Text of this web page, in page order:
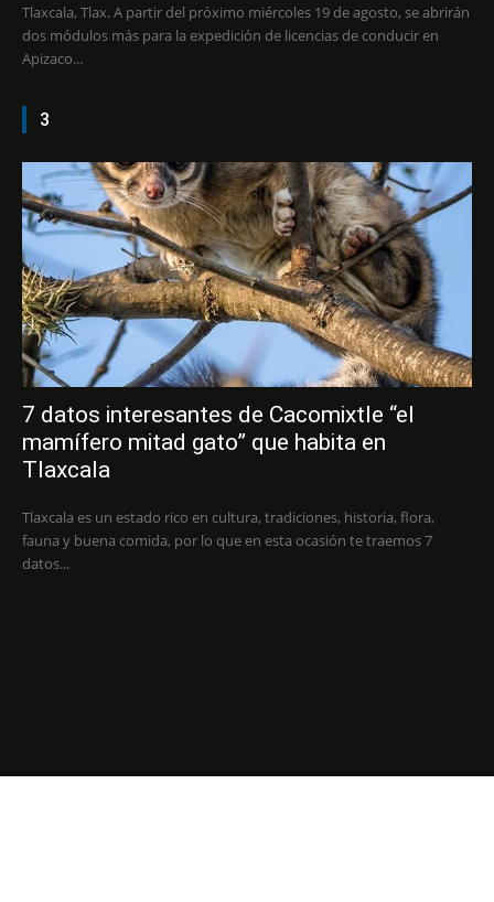
Tlaxcala, Tlax. A partir del próximo miércoles 19 de agosto, se abrirán
dos módulos más para la expedición de licencias de conducir en
Apizaco...
3
7 datos interesantes de Cacomixtle “el
mamífero mitad gato” que habita en
Tlaxcala
Tlaxcala es un estado rico en cultura, tradiciones, historia, flora,
fauna y buena comida, por lo que en esta ocasión te traemos 7
datos...